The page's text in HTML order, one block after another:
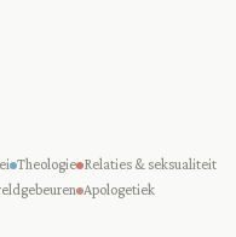
Theologie Relaties & seksualiteit
Apologetiek